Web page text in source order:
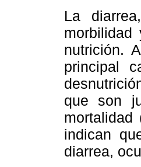
La
morbilidad
nutrición.
principal
que son
indican
diarrea,